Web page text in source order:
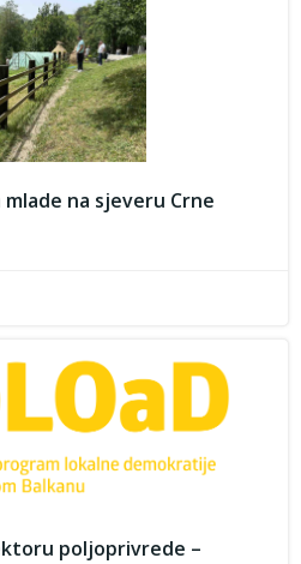
na sjeveru Crne
poljoprivrede –